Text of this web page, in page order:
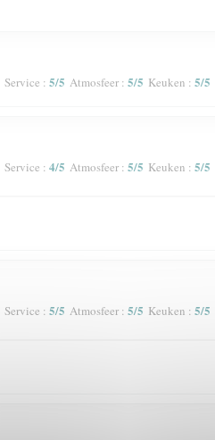
Service : 5/5 Atmosfeer : 5/5 Keuken : 5/5
Service : 4/5 Atmosfeer : 5/5 Keuken : 5/5
Service : 5/5 Atmosfeer : 5/5 Keuken : 5/5